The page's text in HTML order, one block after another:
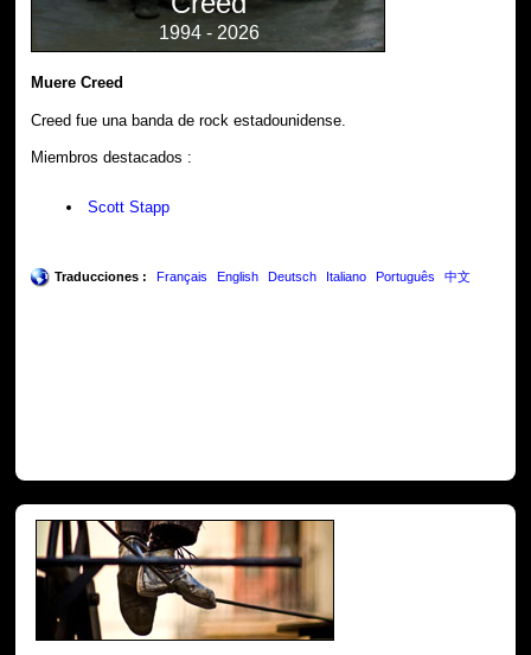
1994 - 2026
Muere Creed
Creed fue una banda de rock estadounidense.
Miembros destacados :
Scott Stapp
Traducciones : Français English Deutsch Italiano Português 中文